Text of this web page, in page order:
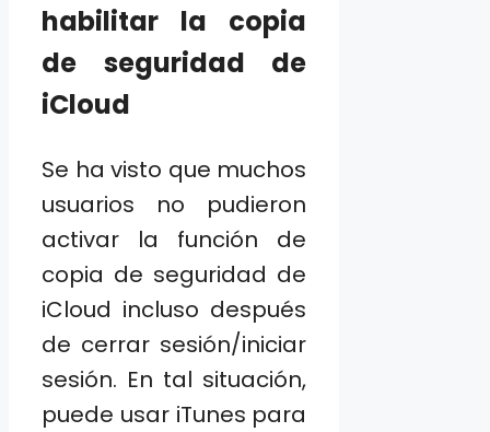
habilitar la copia
de seguridad de
iCloud
Se ha visto que muchos
usuarios no pudieron
activar la función de
copia de seguridad de
iCloud incluso después
de cerrar sesión/iniciar
sesión. En tal situación,
puede usar iTunes para